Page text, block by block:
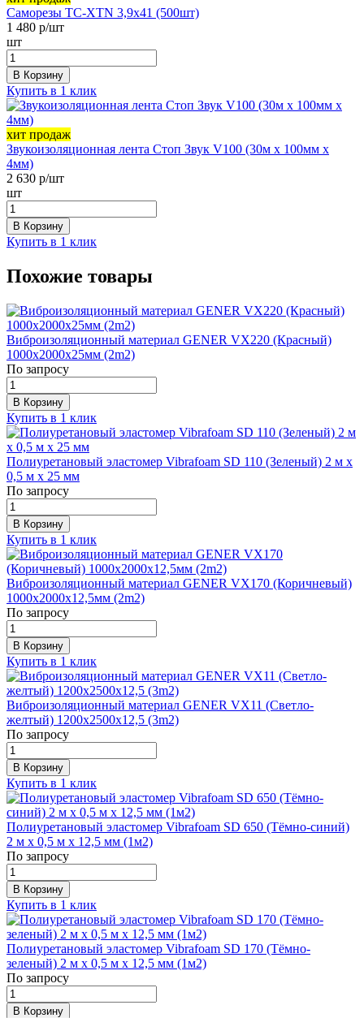
Саморезы ТС-XTN 3,9х41 (500шт)
1 480 р/шт
шт
В Корзину
Купить в 1 клик
хит продаж
Звукоизоляционная лента Стоп Звук V100 (30м х 100мм х
4мм)
2 630 р/шт
шт
В Корзину
Купить в 1 клик
Похожие товары
Виброизоляционный материал GENER VX220 (Красный)
1000х2000х25мм (2m2)
По запросу
В Корзину
Купить в 1 клик
Полиуретановый эластомер Vibrafoam SD 110 (Зеленый) 2 м х
0,5 м х 25 мм
По запросу
В Корзину
Купить в 1 клик
Виброизоляционный материал GENER VX170 (Коричневый)
1000х2000х12,5мм (2m2)
По запросу
В Корзину
Купить в 1 клик
Виброизоляционный материал GENER VX11 (Cветло-
желтый) 1200х2500х12,5 (3m2)
По запросу
В Корзину
Купить в 1 клик
Полиуретановый эластомер Vibrafoam SD 650 (Тёмно-синий)
2 м х 0,5 м х 12,5 мм (1м2)
По запросу
В Корзину
Купить в 1 клик
Полиуретановый эластомер Vibrafoam SD 170 (Тёмно-
зеленый) 2 м х 0,5 м х 12,5 мм (1м2)
По запросу
В Корзину